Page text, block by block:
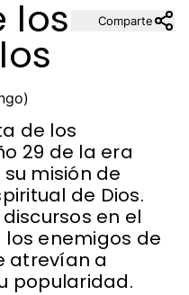
los
de los
29 de la era
misión de
de Dios.
en el
enemigos de
atrevían a
popularidad.
Comparte